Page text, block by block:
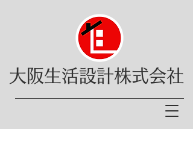
大阪生活設計株式会社